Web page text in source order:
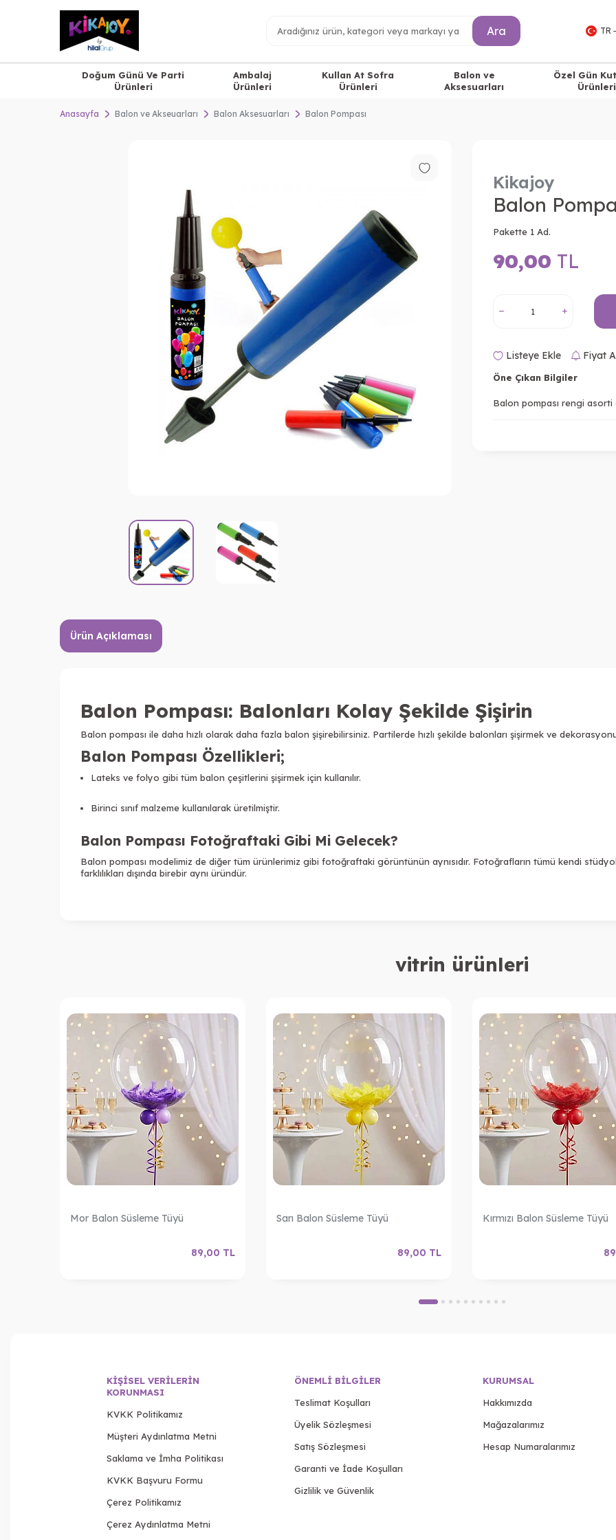
Ara TR
Doğum Günü Ve Parti
Ürünleri
Ambalaj
Ürünleri
Kullan At Sofra
Ürünleri
Balon ve
Aksesuarları
Özel Gün
Ürünleri
Anasayfa Balon ve Akseuarları Balon Aksesuarları Balon Pompası
Kikajoy
Balon
Pakette 1 Ad.
90,00 TL
Listeye Ekle Fiyat
Öne Çıkan Bilgiler
Balon pompası rengi asorti
Ürün Açıklaması
Balon Pompası: Balonları Kolay Şekilde Şişirin
Balon pompası ile daha hızlı olarak daha fazla balon şişirebilirsiniz. Partilerde hızlı şekilde balonları şişirmek ve
Balon Pompası Özellikleri;
Lateks ve folyo gibi tüm balon çeşitlerini şişirmek için kullanılır.
Birinci sınıf malzeme kullanılarak üretilmiştir.
Balon Pompası Fotoğraftaki Gibi Mi Gelecek?
Balon pompası modelimiz de diğer tüm ürünlerimiz gibi fotoğraftaki görüntünün aynısıdır. Fotoğrafların tümü kendi
farklılıkları dışında birebir aynı üründür.
vitrin ürünleri
Mor Balon Süsleme Tüyü
89,00 TL
Sarı Balon Süsleme Tüyü
89,00 TL
Kırmızı Balon Süsleme Tüyü
KIŞISEL VERILERIN
KORUNMASI
KVKK Politikamız
Müşteri Aydınlatma Metni
Saklama ve İmha Politikası
KVKK Başvuru Formu
Çerez Politikamız
Çerez Aydınlatma Metni
ÖNEMLI BILGILER
Teslimat Koşulları
Üyelik Sözleşmesi
Satış Sözleşmesi
Garanti ve İade Koşulları
Gizlilik ve Güvenlik
KURUMSAL
Hakkımızda
Mağazalarımız
Hesap Numaralarımız